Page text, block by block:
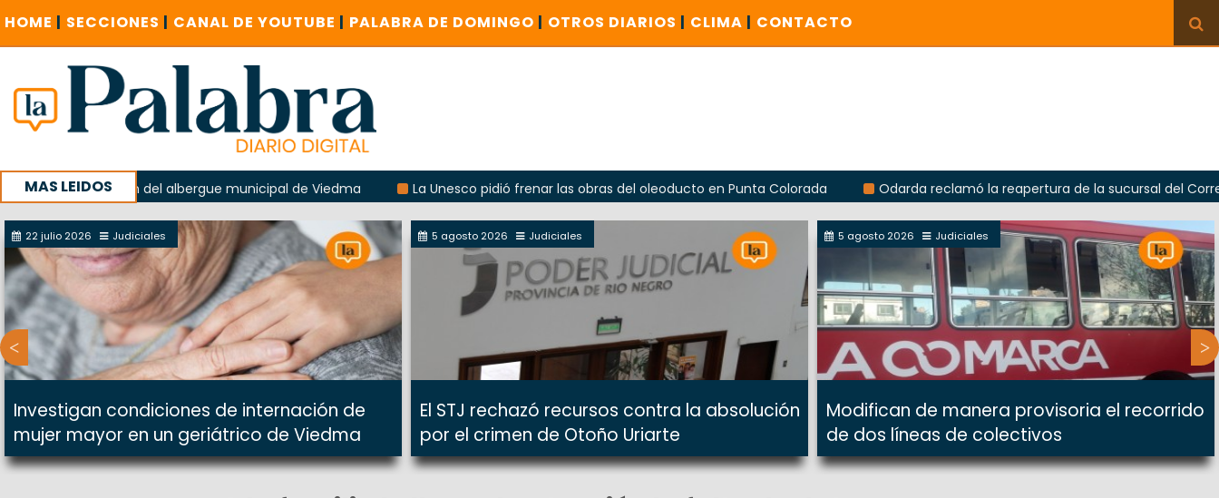
HOME | SECCIONES | CANAL DE YOUTUBE | PALABRA DE DOMINGO | OTROS DIARIOS | CLIMA | CONTACTO
MAS LEIDOS
explosión del albergue municipal de Viedma La Unesco pidió frenar las obras del oleoducto en Punta Colorada
Odarda reclamó la reapertura de la sucursal del Correo
con un encuentro provincial en Roca
22 julio 2026 Judiciales
Investigan condiciones de internación de
mujer mayor en un geriátrico de Viedma
5 agosto 2026 Judiciales
El STJ rechazó recursos contra la absolución
por el crimen de Otoño Uriarte
5 agosto 2026 Judiciales
Modifican de manera provisoria el recorrido
de dos líneas de colectivos